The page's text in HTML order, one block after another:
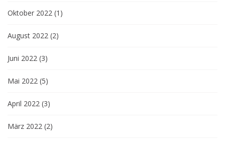
Oktober 2022 (1)
August 2022 (2)
Juni 2022 (3)
Mai 2022 (5)
April 2022 (3)
März 2022 (2)